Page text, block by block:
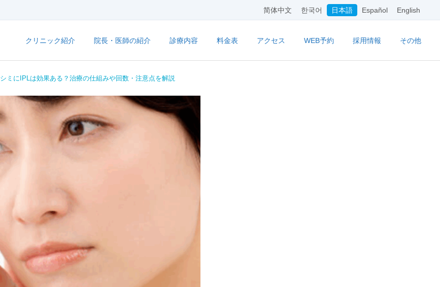
简体中文 한국어 日本語 Español English
クリニック紹介 院長・医師の紹介 診療内容 料金表 アクセス WEB予約 採用情報 その他
シミにIPLは効果ある？治療の仕組みや回数・注意点を解説